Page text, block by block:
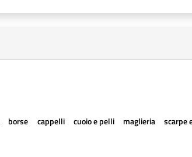
borse cappelli cuoio e pelli maglieria scarpe